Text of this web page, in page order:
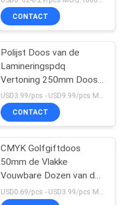
23
CONTACT
Polijst Doos van de
Lamineringspdq
Vertoning 250mm Doos
van de Karton de
Tegenvertoning
USD3.99/pcs - USD9.99/pcs MOQ:50pcs
CONTACT
CMYK Golfgiftdoos
50mm de Vlakke
Vouwbare Dozen van de
Kartongift
USD0.69/pcs - USD3.99/pcs MOQ:100pcs